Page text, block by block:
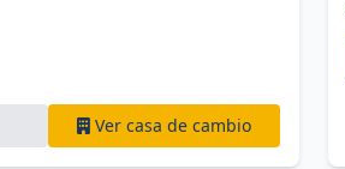
Ver casa de cambio